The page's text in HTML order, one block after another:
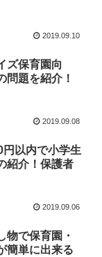
2019.09.10
ズ保育園向
問題を紹介！
2019.09.08
以内で小学生
紹介！保護者
2019.09.06
物で保育園・
簡単に出来る